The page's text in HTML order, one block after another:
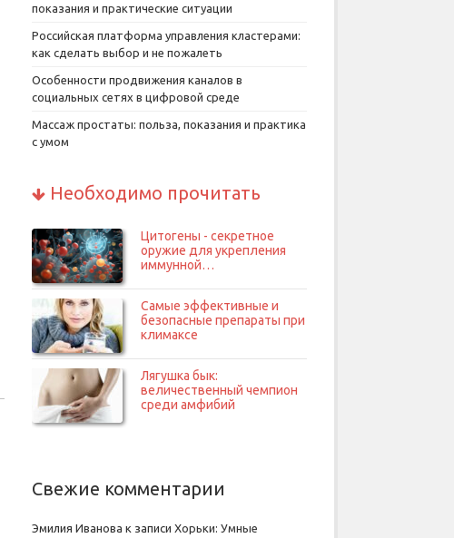
показания и практические ситуации
Российская платформа управления кластерами:
как сделать выбор и не пожалеть
Особенности продвижения каналов в
социальных сетях в цифровой среде
Массаж простаты: польза, показания и практика
с умом
Необходимо прочитать
Цитогены - секретное
оружие для укрепления
иммунной…
Самые эффективные и
безопасные препараты при
климаксе
Лягушка бык:
величественный чемпион
среди амфибий
Свежие комментарии
Эмилия Иванова к записи Хорьки: Умные